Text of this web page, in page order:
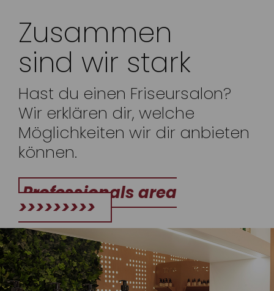
Zusammen
sind wir stark
Hast du einen Friseursalon?
Wir erklären dir, welche
Möglichkeiten wir dir anbieten
können.
Professionals area
>>>>>>>>>